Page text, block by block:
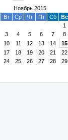
Ноябрь 2015
Вт Ср Чт Пт Сб
Вс
1
3 4 5 6 7
8
10 11 12 13 14
15
17 18 19 20 21
22
24 25 26 27 28
29